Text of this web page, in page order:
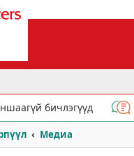
бичлэгүүд
Медиа